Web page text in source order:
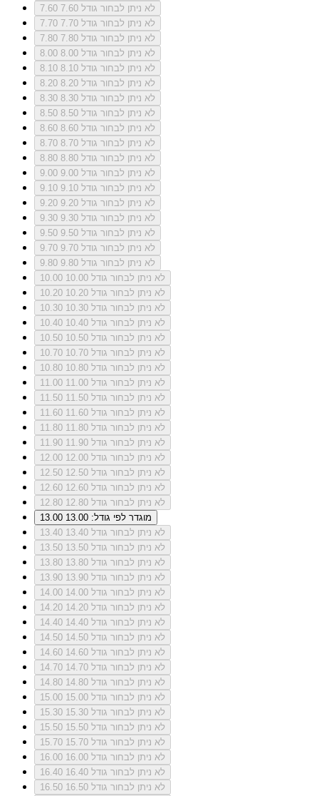
7.60
לא ניתן לבחור גודל 7.60
7.70
לא ניתן לבחור גודל 7.70
7.80
לא ניתן לבחור גודל 7.80
8.00
לא ניתן לבחור גודל 8.00
8.10
לא ניתן לבחור גודל 8.10
8.20
לא ניתן לבחור גודל 8.20
8.30
לא ניתן לבחור גודל 8.30
8.50
לא ניתן לבחור גודל 8.50
8.60
לא ניתן לבחור גודל 8.60
8.70
לא ניתן לבחור גודל 8.70
8.80
לא ניתן לבחור גודל 8.80
9.00
לא ניתן לבחור גודל 9.00
9.10
לא ניתן לבחור גודל 9.10
9.20
לא ניתן לבחור גודל 9.20
9.30
לא ניתן לבחור גודל 9.30
9.50
לא ניתן לבחור גודל 9.50
9.70
לא ניתן לבחור גודל 9.70
9.80
לא ניתן לבחור גודל 9.80
10.00
לא ניתן לבחור גודל 10.00
10.20
לא ניתן לבחור גודל 10.20
10.30
לא ניתן לבחור גודל 10.30
10.40
לא ניתן לבחור גודל 10.40
10.50
לא ניתן לבחור גודל 10.50
10.70
לא ניתן לבחור גודל 10.70
10.80
לא ניתן לבחור גודל 10.80
11.00
לא ניתן לבחור גודל 11.00
11.50
לא ניתן לבחור גודל 11.50
11.60
לא ניתן לבחור גודל 11.60
11.80
לא ניתן לבחור גודל 11.80
11.90
לא ניתן לבחור גודל 11.90
12.00
לא ניתן לבחור גודל 12.00
12.50
לא ניתן לבחור גודל 12.50
12.60
לא ניתן לבחור גודל 12.60
12.80
לא ניתן לבחור גודל 12.80
13.00
מוגדר לפי גודל: 13.00
13.40
לא ניתן לבחור גודל 13.40
13.50
לא ניתן לבחור גודל 13.50
13.80
לא ניתן לבחור גודל 13.80
13.90
לא ניתן לבחור גודל 13.90
14.00
לא ניתן לבחור גודל 14.00
14.20
לא ניתן לבחור גודל 14.20
14.40
לא ניתן לבחור גודל 14.40
14.50
לא ניתן לבחור גודל 14.50
14.60
לא ניתן לבחור גודל 14.60
14.70
לא ניתן לבחור גודל 14.70
14.80
לא ניתן לבחור גודל 14.80
15.00
לא ניתן לבחור גודל 15.00
15.30
לא ניתן לבחור גודל 15.30
15.50
לא ניתן לבחור גודל 15.50
15.70
לא ניתן לבחור גודל 15.70
16.00
לא ניתן לבחור גודל 16.00
16.40
לא ניתן לבחור גודל 16.40
16.50
לא ניתן לבחור גודל 16.50